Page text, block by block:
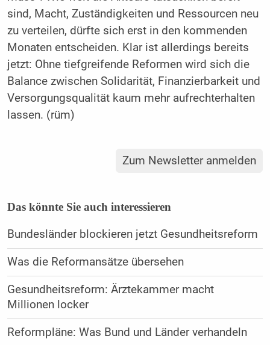
sind, Macht, Zuständigkeiten und Ressourcen neu
zu verteilen, dürfte sich erst in den kommenden
Monaten entscheiden. Klar ist allerdings bereits
jetzt: Ohne tiefgreifende Reformen wird sich die
Balance zwischen Solidarität, Finanzierbarkeit und
Versorgungsqualität kaum mehr aufrechterhalten
lassen. (rüm)
Zum Newsletter anmelden
Das könnte Sie auch interessieren
Bundesländer blockieren jetzt Gesundheitsreform
Was die Reformansätze übersehen
Gesundheitsreform: Ärztekammer macht
Millionen locker
Reformpläne: Was Bund und Länder verhandeln